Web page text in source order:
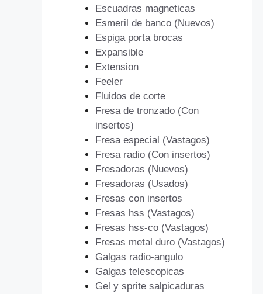
Escuadras magneticas
Esmeril de banco (Nuevos)
Espiga porta brocas
Expansible
Extension
Feeler
Fluidos de corte
Fresa de tronzado (Con
insertos)
Fresa especial (Vastagos)
Fresa radio (Con insertos)
Fresadoras (Nuevos)
Fresadoras (Usados)
Fresas con insertos
Fresas hss (Vastagos)
Fresas hss-co (Vastagos)
Fresas metal duro (Vastagos)
Galgas radio-angulo
Galgas telescopicas
Gel y sprite salpicaduras